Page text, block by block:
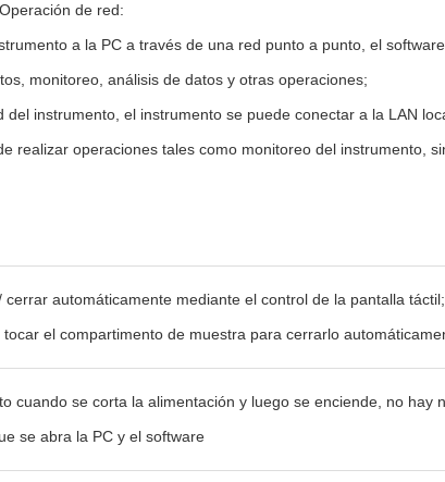
Operación de red:
a la PC a través de una red punto a punto, el
monitoreo, análisis de datos y otras operaciones;
instrumento, el instrumento se puede conectar a la LAN
realizar operaciones tales como monitoreo del instrumento,
automáticamente mediante el control de la pantalla táctil;
el compartimento de muestra para cerrarlo
cuando se corta la alimentación y luego se enciende, no hay
se abra la PC y el software